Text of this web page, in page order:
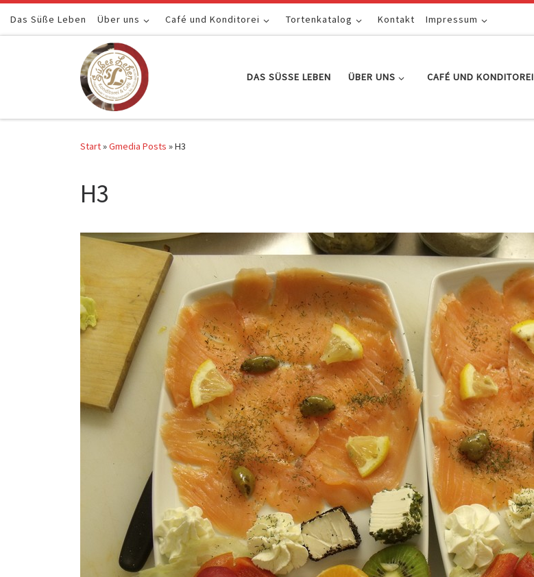
Zum Inhalt springen
Das Süße Leben Über uns Café und Konditorei Tortenkatalog Kontakt Impressum
DAS SÜSSE LEBEN ÜBER UNS CAFÉ UND KONDITOREI
Start»Gmedia Posts »H3
H3